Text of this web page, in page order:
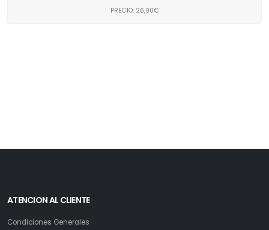
PRECIO: 26,00€
ATENCION AL CLIENTE
Condiciones Generales